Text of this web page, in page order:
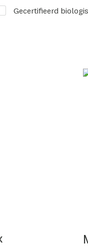
Gecertifieerd